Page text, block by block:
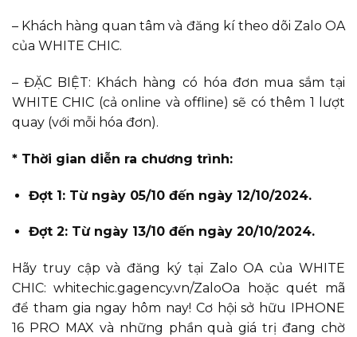
– Khách hàng quan tâm và đăng kí theo dõi Zalo OA
của WHITE CHIC.
– ĐẶC BIỆT: Khách hàng có hóa đơn mua sắm tại
WHITE CHIC (cả online và offline) sẽ có thêm 1 lượt
quay (với mỗi hóa đơn).
* Thời gian diễn ra chương trình:
Đợt 1: Từ ngày 05/10 đến ngày 12/10/2024.
Đợt 2: Từ ngày 13/10 đến ngày 20/10/2024.
Hãy truy cập và đăng ký tại Zalo OA của WHITE
CHIC: whitechic.gagency.vn/ZaloOa hoặc quét mã
để tham gia ngay hôm nay! Cơ hội sở hữu IPHONE
16 PRO MAX và những phần quà giá trị đang chờ